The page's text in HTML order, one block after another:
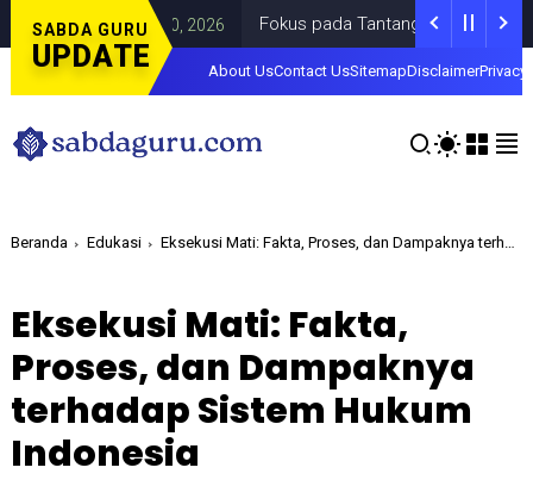
SABDA GURU
UPDATE
Fokus pada Tantangan Akun Tiruan di
About UsContact UsSitemapDisclaimerPrivacy
Beranda Edukasi Eksekusi Mati: Fakta, Proses, dan Dampaknya terhadap Sistem Hukum Indonesia
Eksekusi Mati: Fakta,
Proses, dan Dampaknya
terhadap Sistem Hukum
Indonesia